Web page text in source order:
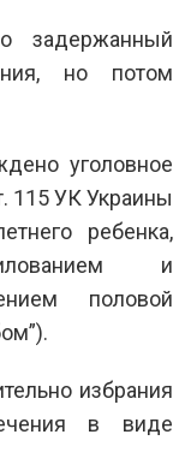
задержанный
но потом
уголовное
115 УК Украины
ребенка,
и
половой
избрания
в виде